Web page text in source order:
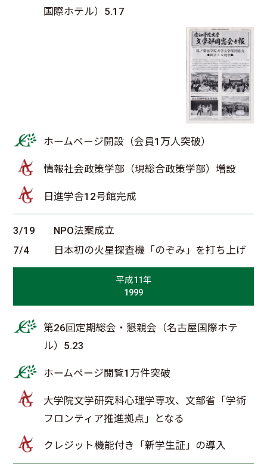
国際ホテル）5.17
ホームページ開設（会員1万人突破）
情報社会政策学部（現総合政策学部）増設
日進学舎12号館完成
3/19
NPO法案成立
7/4
日本初の火星探査機「のぞみ」を打ち上げ
平成11年
1999
第26回定期総会・懇親会（名古屋国際ホテ
ル）5.23
ホームページ閲覧1万件突破
大学院文学研究科心理学専攻、文部省「学術
フロンティア推進拠点」となる
クレジット機能付き「新学生証」の導入